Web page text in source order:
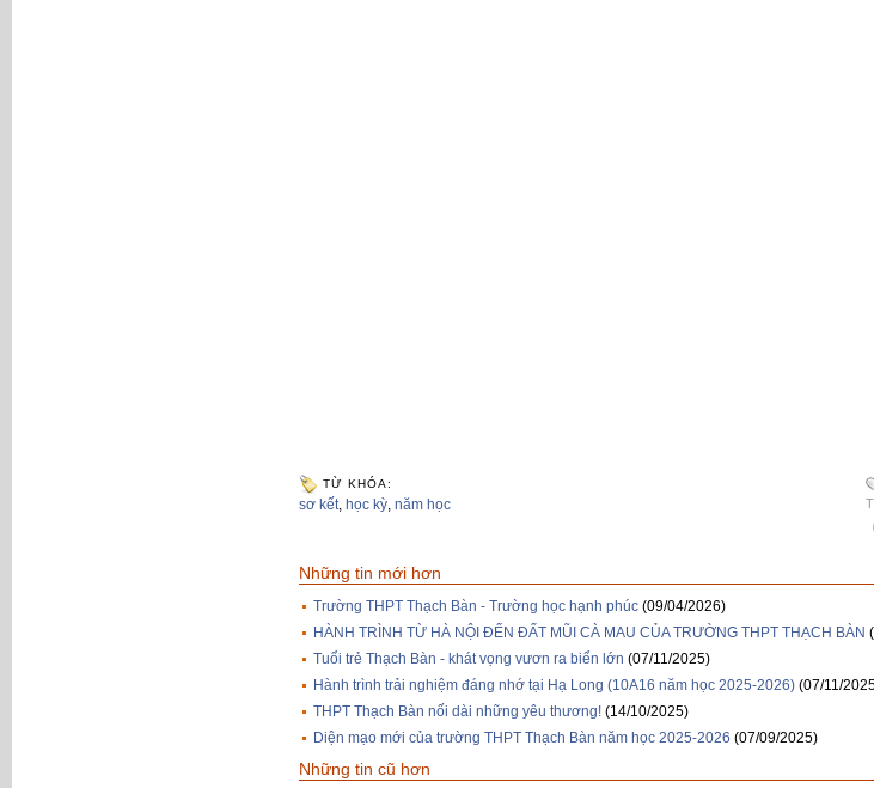
TỪ KHÓA:
sơ kết, học kỳ, năm học
Những tin mới hơn
Trường THPT Thạch Bàn - Trường học hạnh phúc (09/04/2026)
HÀNH TRÌNH TỪ HÀ NỘI ĐẾN ĐẤT MŨI CÀ MAU CỦA TRƯỜNG THPT THẠCH BÀN
Tuổi trẻ Thạch Bàn - khát vọng vươn ra biển lớn (07/11/2025)
Hành trình trải nghiệm đáng nhớ tại Hạ Long (10A16 năm học 2025-2026) (07/11/
THPT Thạch Bàn nối dài những yêu thương! (14/10/2025)
Diện mạo mới của trường THPT Thạch Bàn năm học 2025-2026 (07/09/2025)
Những tin cũ hơn